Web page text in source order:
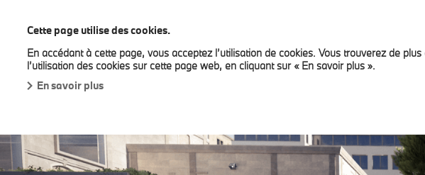
Cette page utilise des cookies.
En accédant à cette page, vous acceptez l’utilisation de cookies. Vous trouverez de
l’utilisation des cookies sur cette page web, en cliquant sur « En savoir plus ».
En savoir plus
Nouveaux modèles Véhicules rapidement disponibles Après-Vente
BMW Louyet